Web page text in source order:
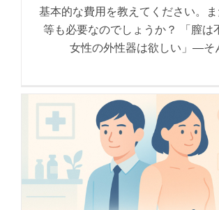
基本的な費用を教えてください。
等も必要なのでしょうか？ 「膣は
女性の外性器は欲しい」―そ